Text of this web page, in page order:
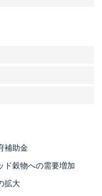
補助金
ド穀物への需要増加
拡大